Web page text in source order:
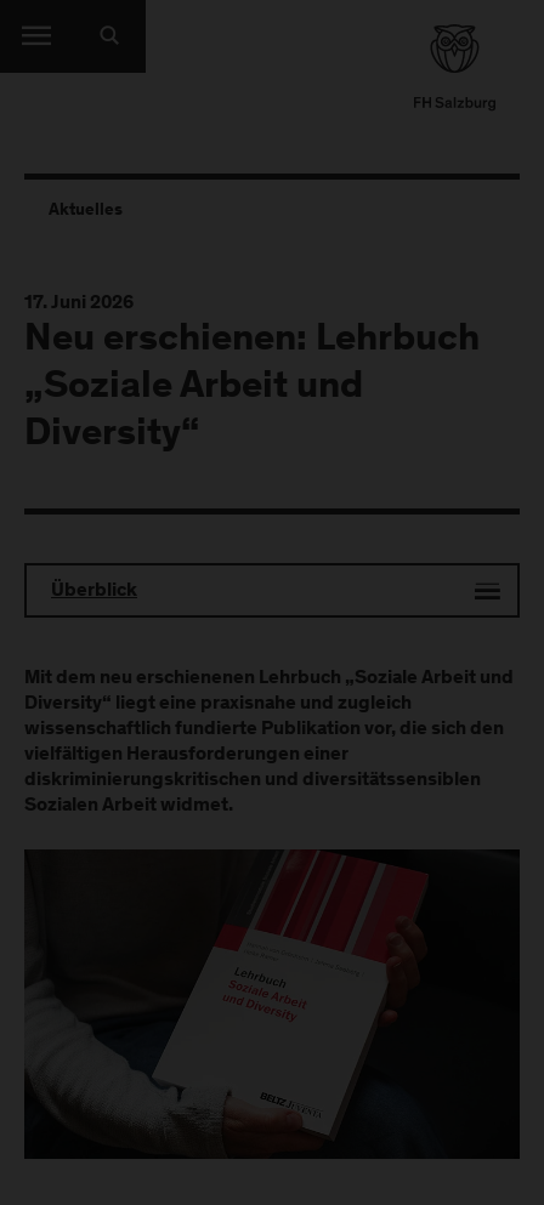
Aktuelles
17. Juni 2026
Neu erschienen: Lehrbuch
„Soziale Arbeit und
Diversity“
Überblick
Mit dem neu erschienenen Lehrbuch „Soziale Arbeit und
Diversity“ liegt eine praxisnahe und zugleich
wissenschaftlich fundierte Publikation vor, die sich den
vielfältigen Herausforderungen einer
diskriminierungskritischen und diversitätssensiblen
Sozialen Arbeit widmet.